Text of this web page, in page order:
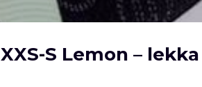
S Lemon –